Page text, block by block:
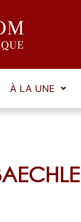
À LA UNE